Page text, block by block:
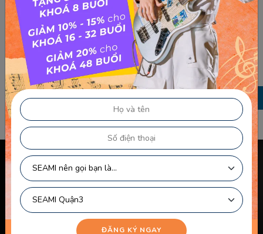
TRƯỚC
Thuyền và biển – Phan Huỳnh Điểu
Chị tôi – Trần Tiến
Chính sách & điều khoản
Thông Tin Chủ Sở Hữu Website
Điều Khoản Dành Cho Học Viên Và Gia Sư – Giảng Viên
Điều khoản Dành cho HLV-Giáo Viên